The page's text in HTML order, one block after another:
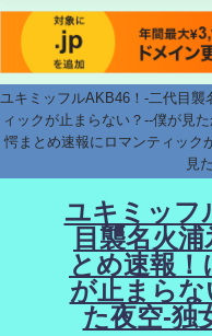
ユキミッフルAKB46！-二代目
ィックが止まらない？--僕が見
愕まとめ速報にロマンティック
見
ユキミッフ
目襲名火
とめ速報
が止まらな
た夜空-独